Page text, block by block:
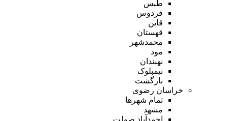
طبس
فردوس
قاین
قهستان
محمدشهر
مود
نهبندان
نیمبلوک
بازگشت
خراسان رضوی
تمام شهر‌ها
مشهد
احمدآباد صولت